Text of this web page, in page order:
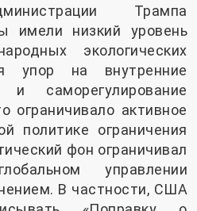
Трампа
имели низкий уровень
экологических
упор на внутренние
саморегулирование
ограничивало активное
политике ограничения
фон ограничивал
управлении
В частности, США